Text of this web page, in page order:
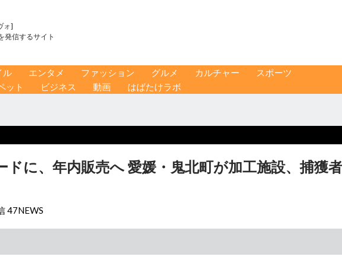
ォ]
発信するサイト
ル エンタメ ファッション グルメ カルチャー
スポーツ
ット ビジネス 動画 はばたけラボ
ドに、年内販売へ 愛媛・鬼北町が加工施設、捕獲者
47NEWS